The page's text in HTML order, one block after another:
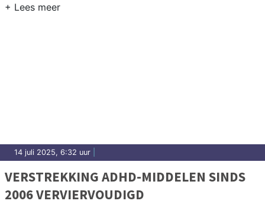
14 juli 2025, 6:32 uur
VERSTREKKING ADHD-MIDDELEN SINDS
2006 VERVIERVOUDIGD